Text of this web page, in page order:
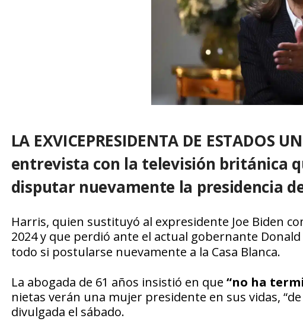
LA EXVICEPRESIDENTA DE ESTADOS
entrevista con la televisión británica
disputar nuevamente la presidencia
Harris, quien sustituyó al expresidente Joe Biden
2024 y que perdió ante el actual gobernante
todo si postularse nuevamente a la Casa Blanca.
La abogada de 61 años insistió en que “no ha
nietas verán una mujer presidente en sus vidas,
divulgada el sábado.